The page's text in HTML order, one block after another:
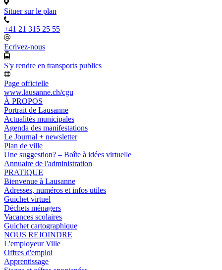
Situer sur le plan
+41 21 315 25 55
Ecrivez-nous
S'y rendre en transports publics
Page officielle
www.lausanne.ch/cgu
À PROPOS
Portrait de Lausanne
Actualités municipales
Agenda des manifestations
Le Journal + newsletter
Plan de ville
Une suggestion? – Boîte à idées virtuelle
Annuaire de l'administration
PRATIQUE
Bienvenue à Lausanne
Adresses, numéros et infos utiles
Guichet virtuel
Déchets ménagers
Vacances scolaires
Guichet cartographique
NOUS REJOINDRE
L'employeur Ville
Offres d'emploi
Apprentissage